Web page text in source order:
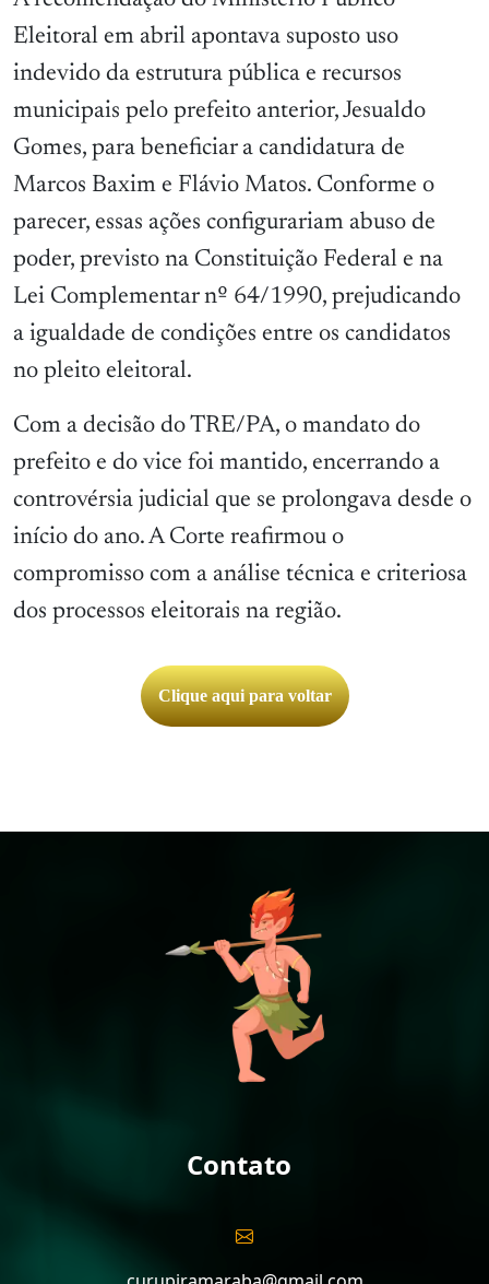
Eleitoral em abril apontava suposto uso
indevido da estrutura pública e recursos
municipais pelo prefeito anterior, Jesualdo
Gomes, para beneficiar a candidatura de
Marcos Baxim e Flávio Matos. Conforme o
parecer, essas ações configurariam abuso de
poder, previsto na Constituição Federal e na
Lei Complementar nº 64/1990, prejudicando
a igualdade de condições entre os candidatos
no pleito eleitoral.
Com a decisão do TRE/PA, o mandato do
prefeito e do vice foi mantido, encerrando a
controvérsia judicial que se prolongava desde o
início do ano. A Corte reafirmou o
compromisso com a análise técnica e criteriosa
dos processos eleitorais na região.
Clique aqui para voltar
Contato